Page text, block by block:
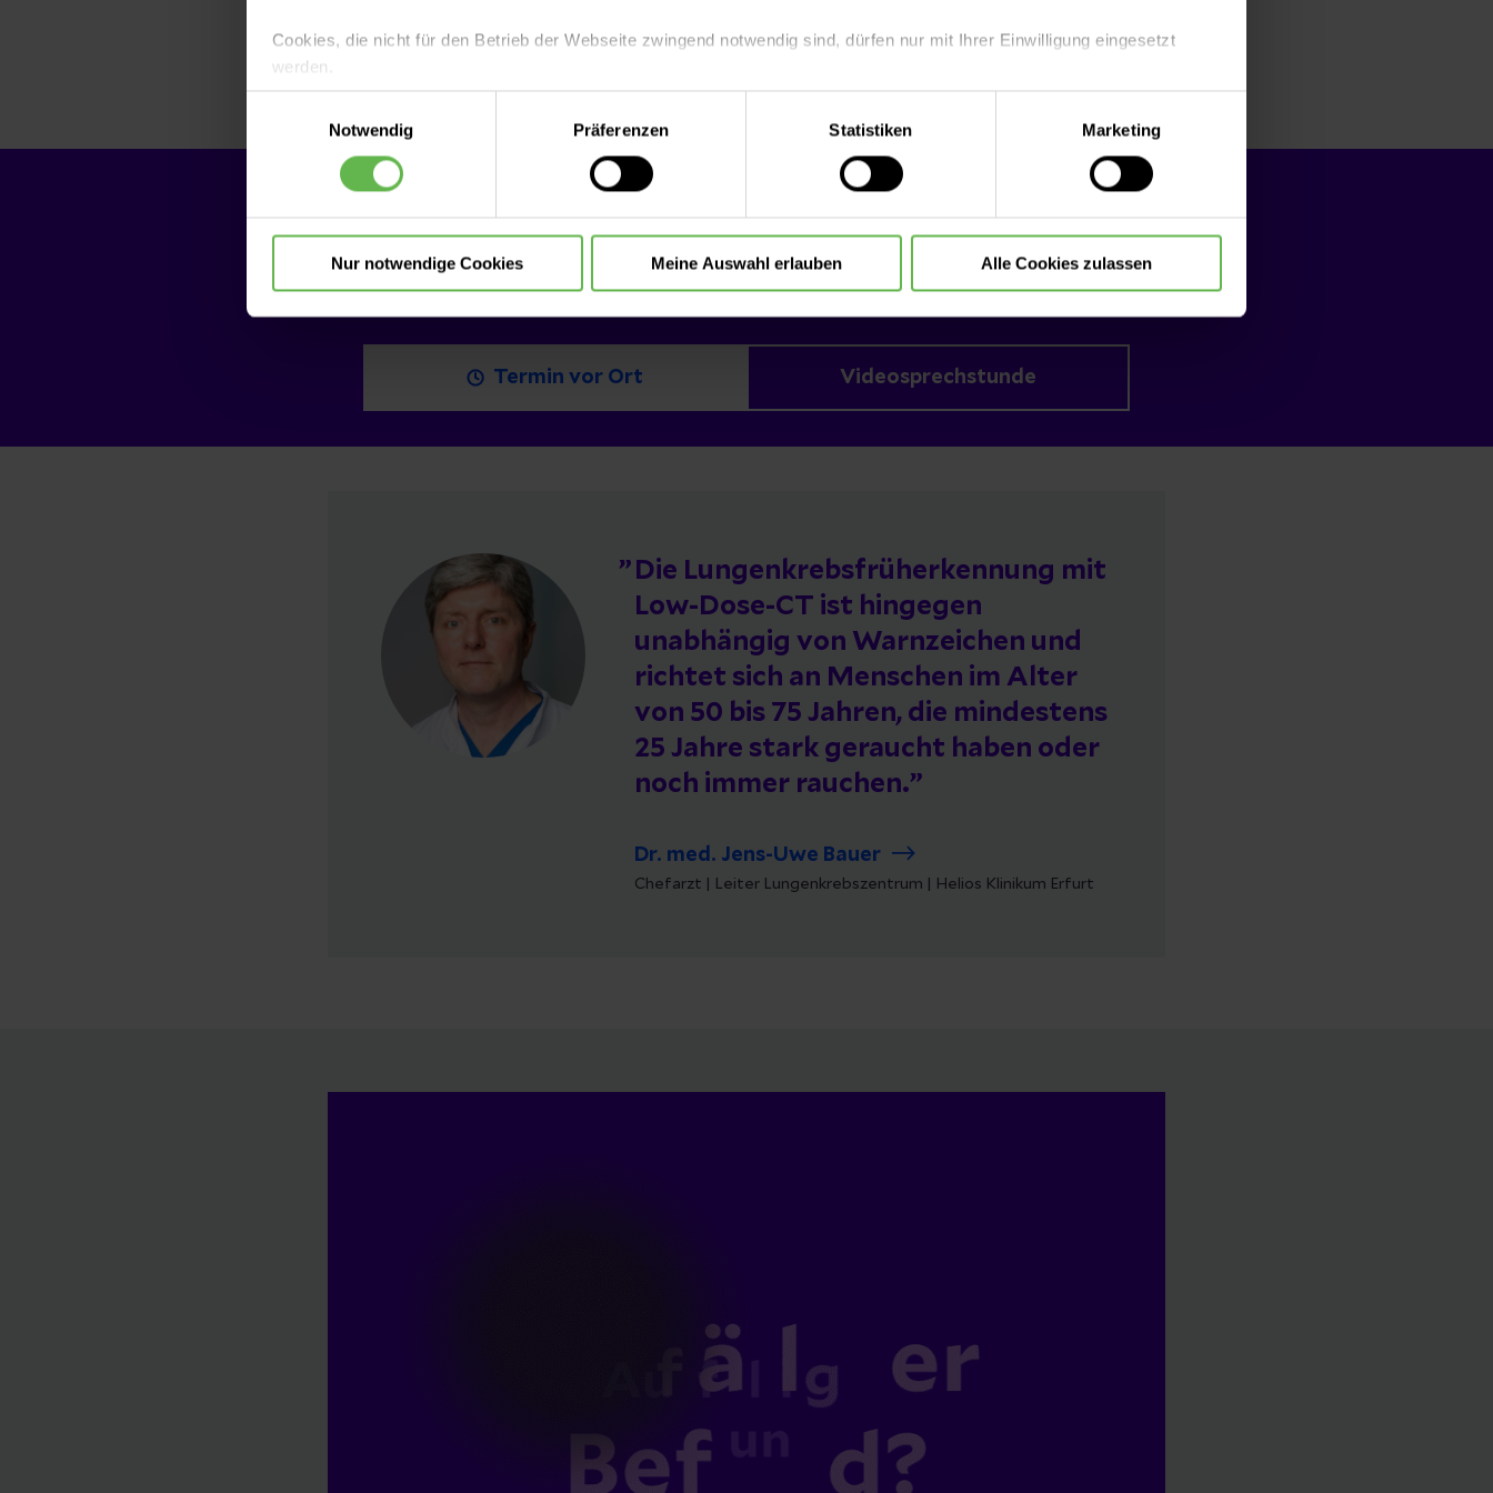
Cookies, die nicht für den Betrieb der Webseite zwingend notwendig sind, dürfen nur mit Ihrer Einwilligung eingesetzt
werden.
Es steht Ihnen frei, unsere Seite mit nur den notwendigen Cookies zu benutzen, eine individuelle Auswahl hinsichtlich der
nicht notwendigen Cookies zu treffen oder durch Auswahl von „Alle Cookies akzeptieren“ in die Verwendung aller Cookies
einzuwilligen. Ihre Auswahlentscheidung können Sie jederzeit ändern oder widerrufen.
Notwendig
Präferenzen Statistiken Marketing
Nur notwendige Cookies Meine Auswahl erlauben Alle Cookies zulassen
des Lungenkrebszentrums im Helios Klinikum Erfurt.
Termin vor Ort Videosprechstunde
Chefarzt | Leiter Lungenkrebszentrum | Helios Klinikum Erfurt
Die Lungenkrebsfrüherkennung mit
Low-Dose-CT ist hingegen
unabhängig von Warnzeichen und
richtet sich an Menschen im Alter
von 50 bis 75 Jahren, die mindestens
25 Jahre stark geraucht haben oder
noch immer rauchen.
Dr. med. Jens-Uwe Bauer